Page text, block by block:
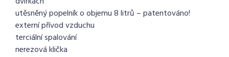
utěsněný popelník o objemu 8 litrů – patentováno!
externí přívod vzduchu
terciální spalování
nerezová klička